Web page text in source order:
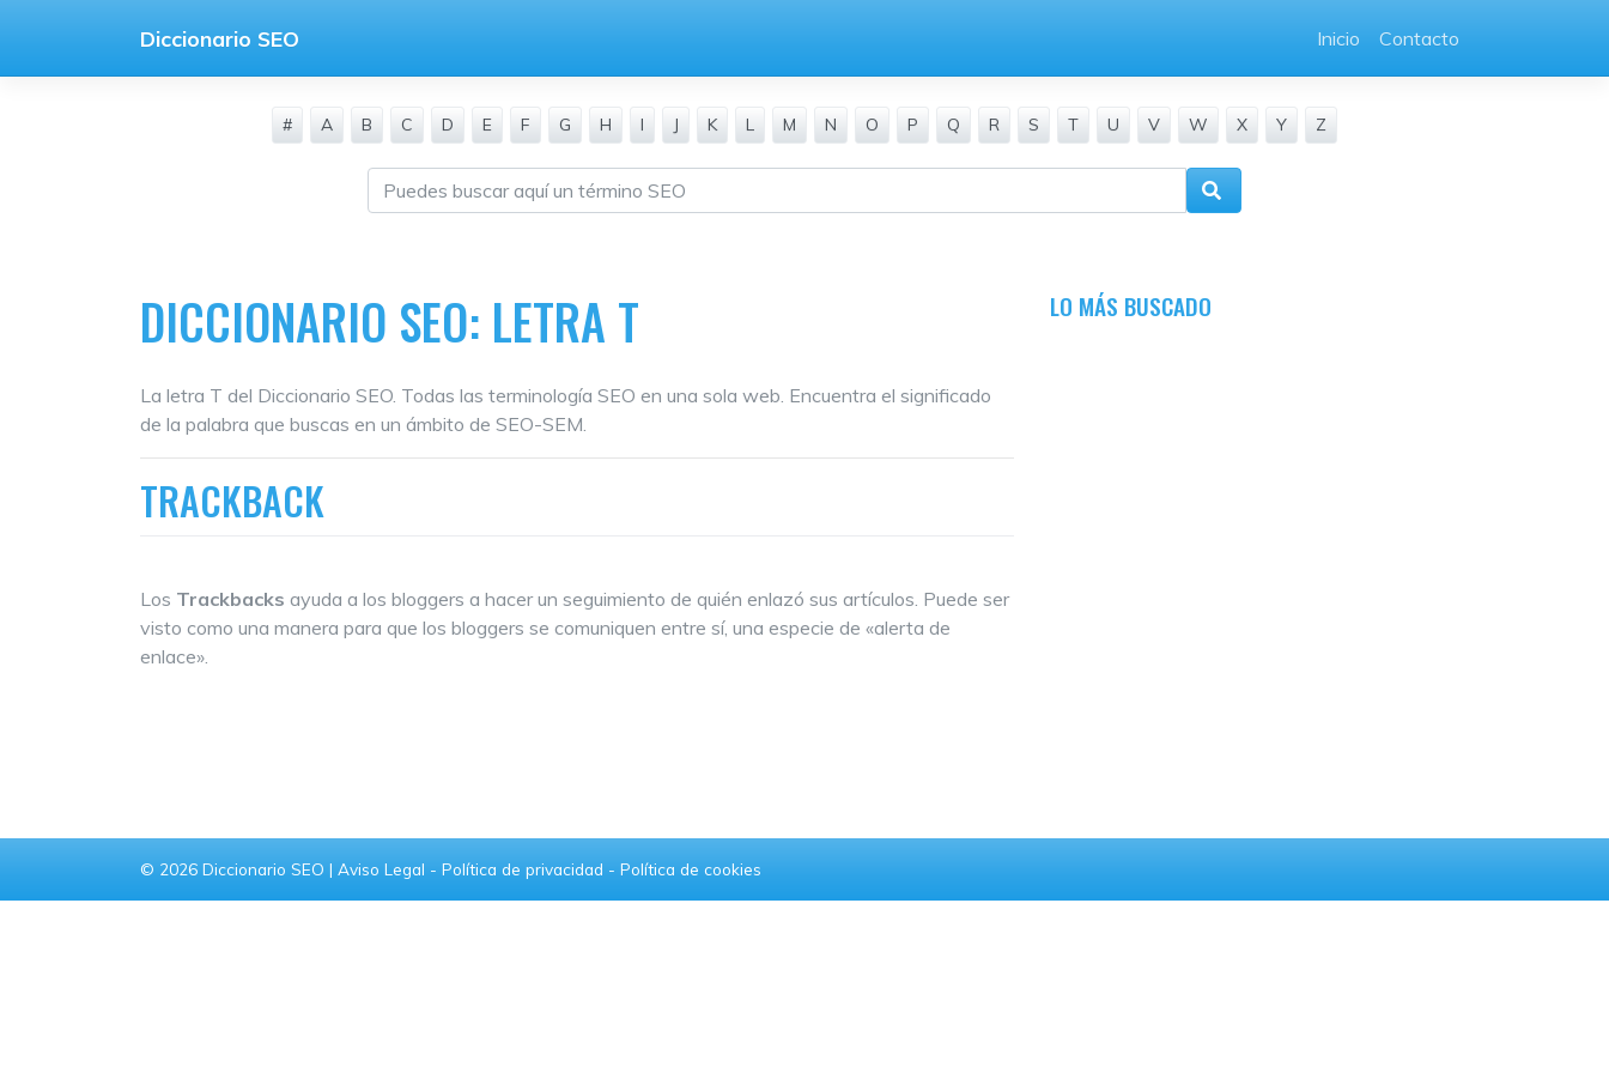
contenido
Diccionario SEO Inicio Contacto
# A B C D E F G H I J K L M N O P Q R S T U V W X Y Z
DICCIONARIO SEO: LETRA T
La letra T del Diccionario SEO. Todas las terminología SEO en una sola web. Encuentra el significado
de la palabra que buscas en un ámbito de SEO-SEM.
TRACKBACK
Los Trackbacks ayuda a los bloggers a hacer un seguimiento de quién enlazó sus artículos. Puede ser
visto como una manera para que los bloggers se comuniquen entre sí, una especie de «alerta de
enlace».
LO MÁS BUSCADO
© 2026 Diccionario SEO | Aviso Legal - Política de privacidad - Política de cookies